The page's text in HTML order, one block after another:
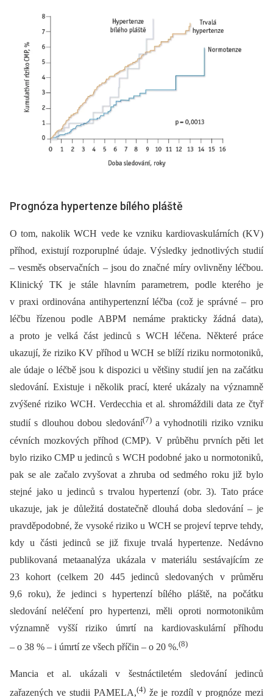
Prognóza hypertenze bílého pláště
O tom, nakolik WCH vede ke vzniku kardiovaskulárních (KV)
příhod, existují rozporuplné údaje. Výsledky jednotlivých studií
–⁠ vesměs observačních –⁠ jsou do značné míry ovlivněny léčbou.
Klinický TK je stále hlavním parametrem, podle kterého je
v praxi ordinována antihypertenzní léčba (což je správné –⁠ pro
léčbu řízenou podle ABPM nemáme prakticky žádná data),
a proto je velká část jedinců s WCH léčena. Některé práce
ukazují, že riziko KV příhod u WCH se blíží riziku normotoniků,
ale údaje o léčbě jsou k dispozici u většiny studií jen na začátku
sledování. Existuje i několik prací, které ukázaly na významně
zvýšené riziko WCH. Verdecchia et al. shromáždili data ze čtyř
studií s dlouhou dobou sledování(7)a vyhodnotili riziko vzniku
cévních mozkových příhod (CMP). V průběhu prvních pěti let
bylo riziko CMP u jedinců s WCH podobné jako u normotoniků,
pak se ale začalo zvyšovat a zhruba od sedmého roku již bylo
stejné jako u jedinců s trvalou hypertenzí (obr. 3). Tato práce
ukazuje, jak je důležitá dostatečně dlouhá doba sledování –⁠ je
pravděpodobné, že vysoké riziko u WCH se projeví teprve tehdy,
kdy u části jedinců se již fixuje trvalá hypertenze. Nedávno
publikovaná metaanalýza ukázala v materiálu sestávajícím ze
23 kohort (celkem 20 445 jedinců sledovaných v průměru
9,6 roku), že jedinci s hypertenzí bílého pláště, na počátku
sledování neléčení pro hypertenzi, měli oproti normotonikům
významně vyšší riziko úmrtí na kardiovaskulární příhodu
–⁠ o 38 % –⁠ i úmrtí ze všech příčin –⁠ o 20 %.(8)
Mancia et al. ukázali v šestnáctiletém sledování jedinců
zařazených ve studii PAMELA,(4)že je rozdíl v prognóze mezi